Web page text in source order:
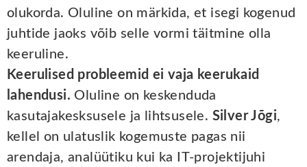
olukorda. Oluline on märkida, et isegi kogenud
juhtide jaoks võib selle vormi täitmine olla
keeruline.
Keerulised probleemid ei vaja keerukaid
lahendusi. Oluline on keskenduda
kasutajakesksusele ja lihtsusele. Silver Jõgi,
kellel on ulatuslik kogemuste pagas nii
arendaja, analüütiku kui ka IT-projektijuhi